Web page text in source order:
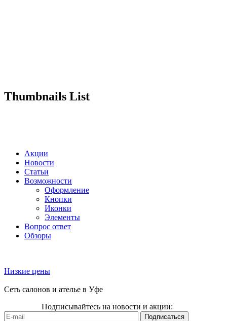
Thumbnails List
Акции
Новости
Статьи
Возможности
Оформление
Кнопки
Иконки
Элементы
Вопрос ответ
Обзоры
Низкие цены
Сеть салонов и ателье в Уфе
Подписывайтесь на новости и акции: